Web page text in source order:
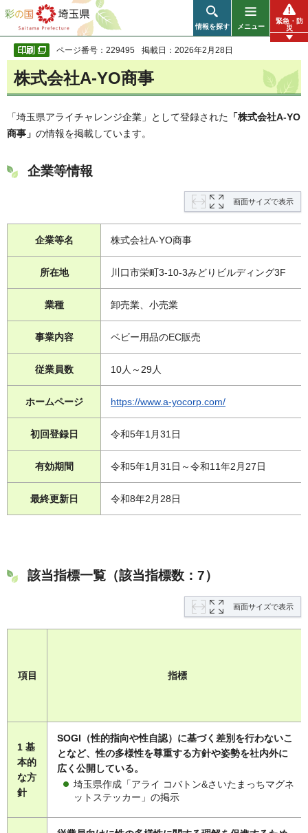
彩の国 埼玉県
情報を探す メニュー
緊急・防
災
ページ番号：229495 掲載日：2026年2月28日
株式会社A-YO商事
「埼玉県アライチャレンジ企業」として登録された 「株式会社A-YO
商事」 の情報を掲載しています。
企業等情報
画面サイズで表示
企業等名 株式会社A-YO商事
所在地 川口市栄町3-10-3みどりビルディング3F
業種 卸売業、小売業
事業内容 ベビー用品のEC販売
従業員数 10人～29人
ホームページ https://www.a-yocorp.com/
初回登録日 令和5年1月31日
有効期間 令和5年1月31日～令和11年2月27日
最終更新日 令和8年2月28日
該当指標一覧（該当指標数：7）
画面サイズで表示
項目 指標
1 基
本的
な方
針
SOGI（性的指向や性自認）に基づく差別を行わないこ
となど、性の多様性を尊重する方針や姿勢を社内外に
広く公開している。
埼玉県作成「アライ コバトン&さいたまっちマグネ
ットステッカー」の掲示